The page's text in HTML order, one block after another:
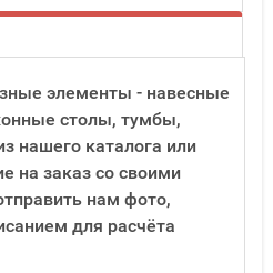
элементы - навесные
столы, тумбы,
нашего каталога или
на заказ со своими
нам фото,
для расчёта